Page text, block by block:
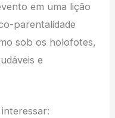
em uma lição
parentalidade
sob os holofotes,
e